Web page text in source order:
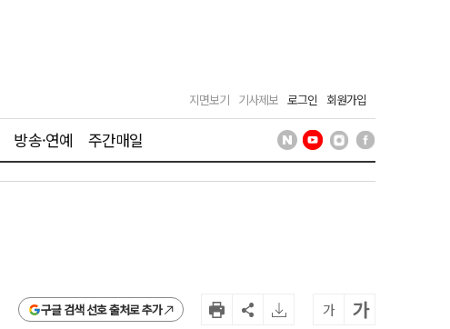
지면보기 기사제보 로그인 회원가입
방송·연예 주간매일
구글 검색 선호 출처로 추가 가 가